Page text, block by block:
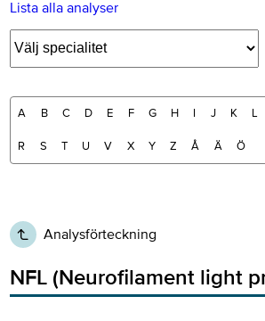
Lista alla analyser
A B C D E F G H I J K L
R S T U V X Y Z Å Ä Ö
Analysförteckning
NFL (Neurofilament light